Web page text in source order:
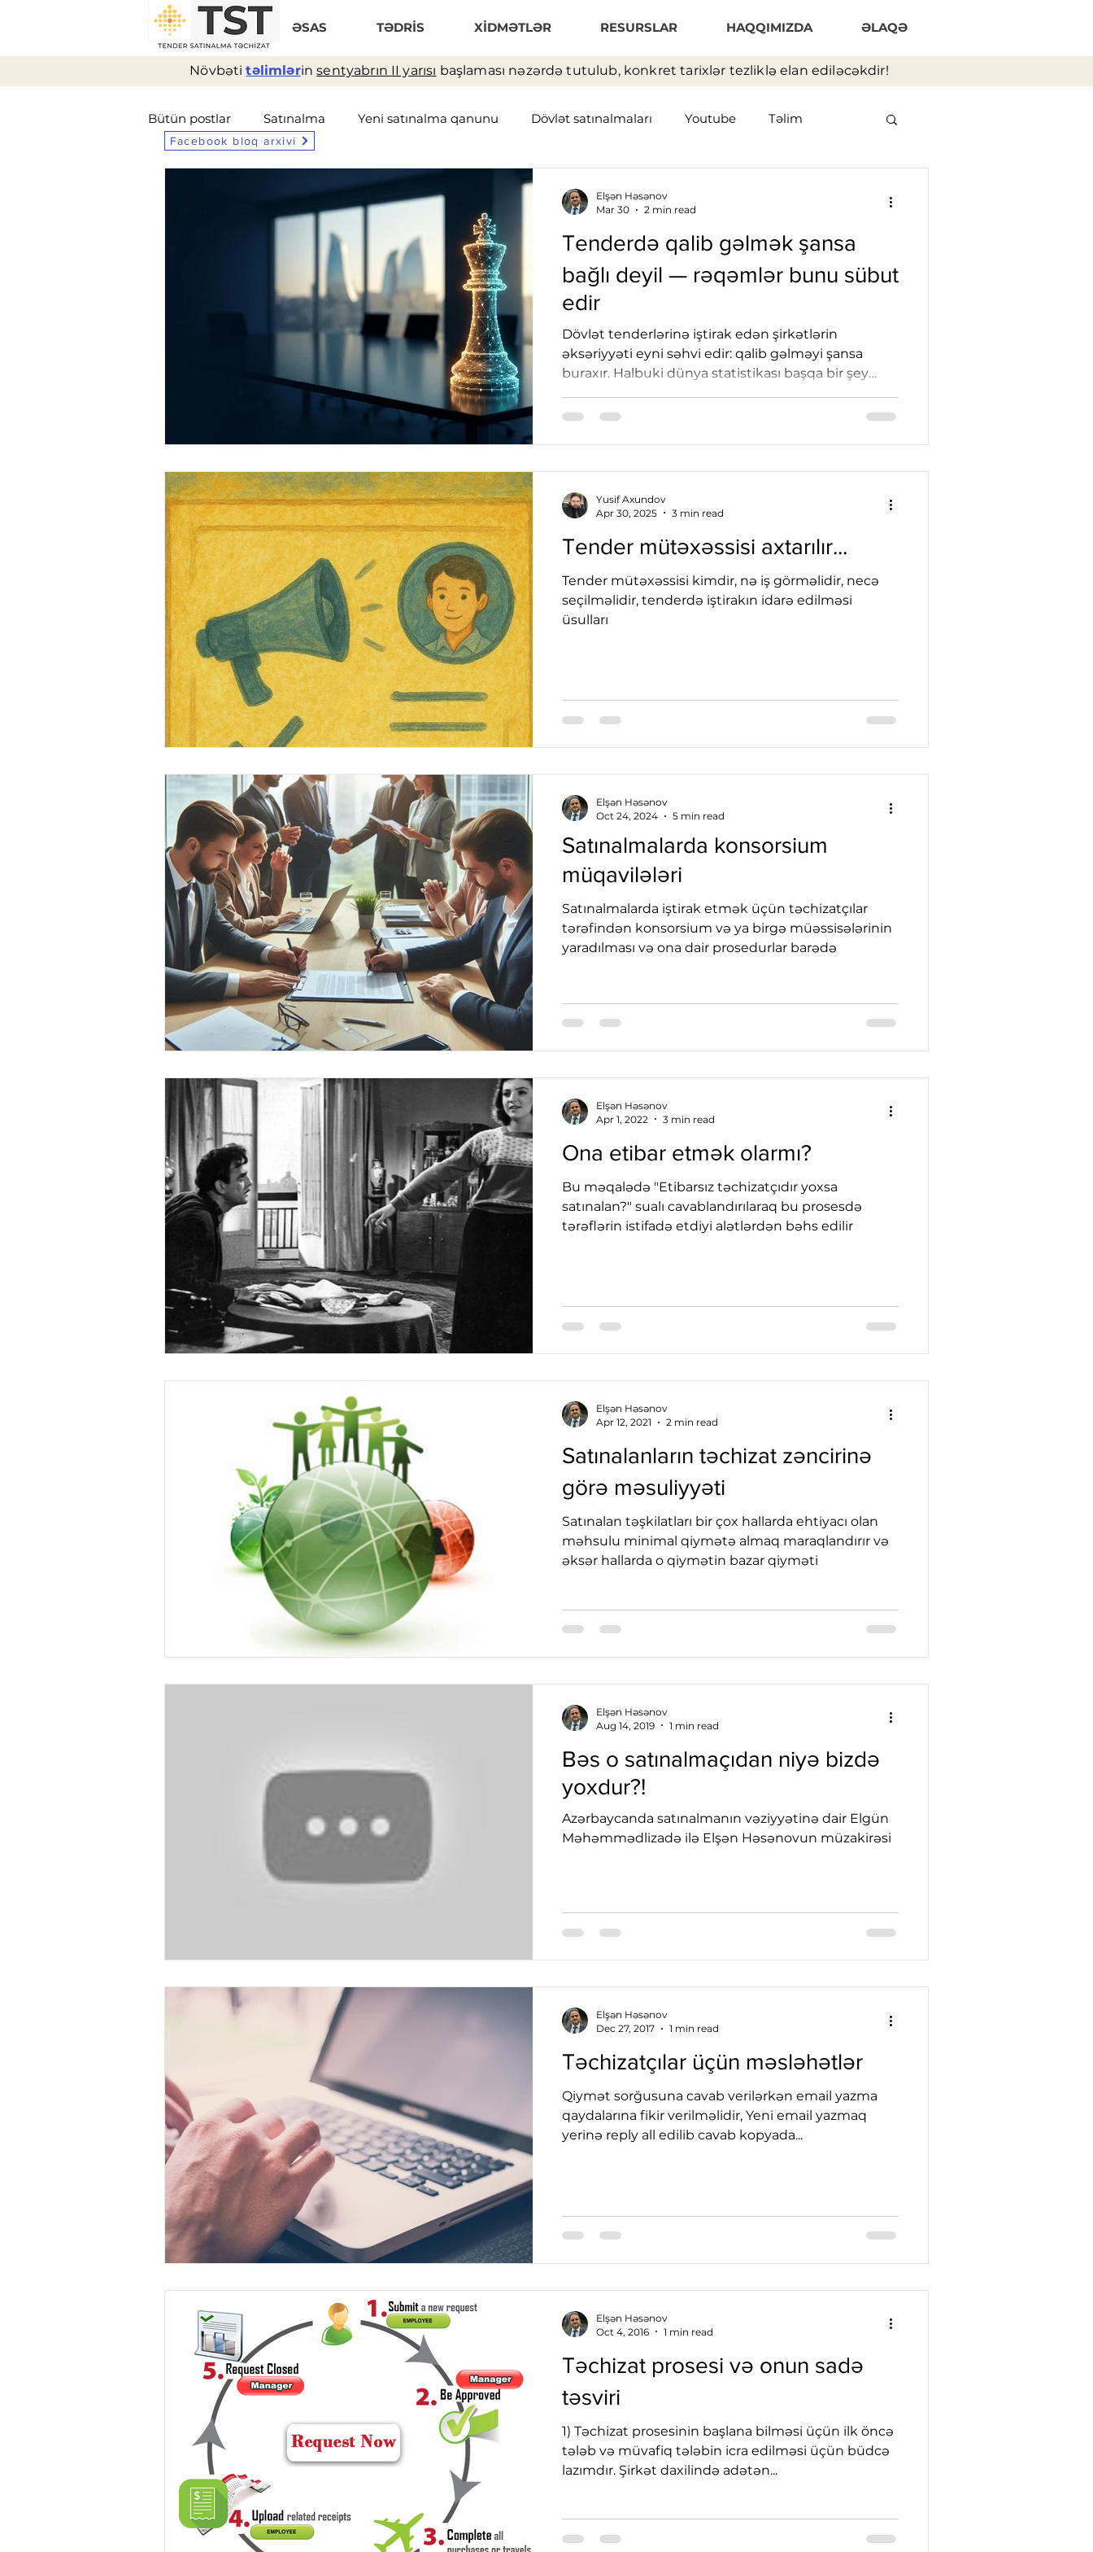
ƏSAS TƏDRİS XİDMƏTLƏR RESURSLAR HAQQIMIZDA ƏLAQƏ
Növbətitəlimlərinsentyabrın II yarısı başlaması nəzərdə tutulub, konkret tarixlər tezliklə elan ediləcəkdir!
Bütün postlar Satınalma Yeni satınalma qanunu Dövlət satınalmaları Youtube Təlim
Təchizat zənciri Anbar
Tenderdə qalib gəlmək şansa
bağlı deyil — rəqəmlər bunu sübut
edir
Dövlət tenderlərinə iştirak edən şirkətlərin
əksəriyyəti eyni səhvi edir: qalib gəlməyi şansa
buraxır. Halbuki dünya statistikası başqa bir şey
faizi cəmi 20%-dir. Azərbaycan bazarının real
əvvəl oxumalısınız.
Elşən Həsənov
Mar 30
2 min read
Tender mütəxəssisi axtarılır...
Tender mütəxəssisi kimdir, nə iş görməlidir, necə
seçilməlidir, tenderdə iştirakın idarə edilməsi
üsulları
Yusif Axundov
Apr 30, 2025
3 min read
Satınalmalarda konsorsium
müqavilələri
Satınalmalarda iştirak etmək üçün təchizatçılar
tərəfindən konsorsium və ya birgə müəssisələrinin
yaradılması və ona dair prosedurlar barədə
Elşən Həsənov
Oct 24, 2024
5 min read
Ona etibar etmək olarmı?
Bu məqalədə "Etibarsız təchizatçıdır yoxsa
satınalan?" sualı cavablandırılaraq bu prosesdə
tərəflərin istifadə etdiyi alətlərdən bəhs edilir
Elşən Həsənov
Apr 1, 2022
3 min read
Satınalanların təchizat zəncirinə
görə məsuliyyəti
Satınalan təşkilatları bir çox hallarda ehtiyacı olan
məhsulu minimal qiymətə almaq maraqlandırır və
əksər hallarda o qiymətin bazar qiyməti
Elşən Həsənov
Apr 12, 2021
2 min read
Bəs o satınalmaçıdan niyə bizdə
yoxdur?!
Azərbaycanda satınalmanın vəziyyətinə dair Elgün
Məhəmmədlizadə ilə Elşən Həsənovun müzakirəsi
Elşən Həsənov
Aug 14, 2019
1 min read
Təchizatçılar üçün məsləhətlər
Qiymət sorğusuna cavab verilərkən email yazma
qaydalarına fikir verilməlidir, Yeni email yazmaq
yerinə reply all edilib cavab kopyada...
Elşən Həsənov
Dec 27, 2017
1 min read
Təchizat prosesi və onun sadə
təsviri
1) Təchizat prosesinin başlana bilməsi üçün ilk öncə
tələb və müvafiq tələbin icra edilməsi üçün büdcə
lazımdır. Şirkət daxilində adətən...
Elşən Həsənov
Oct 4, 2016
1 min read
Facebook bloq arxivi